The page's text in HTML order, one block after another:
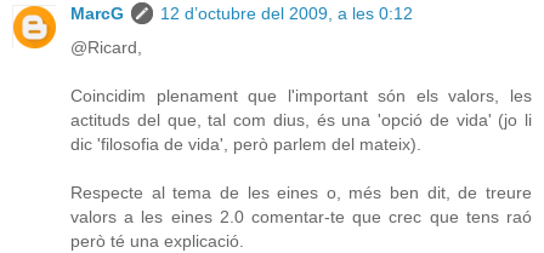
MarcG
12 d’octubre del 2009, a les 0:12
@Ricard,
Coincidim plenament que l'important són els valors, les
actituds del que, tal com dius, és una 'opció de vida' (jo li
dic 'filosofia de vida', però parlem del mateix).
Respecte al tema de les eines o, més ben dit, de treure
valors a les eines 2.0 comentar-te que crec que tens raó
però té una explicació.